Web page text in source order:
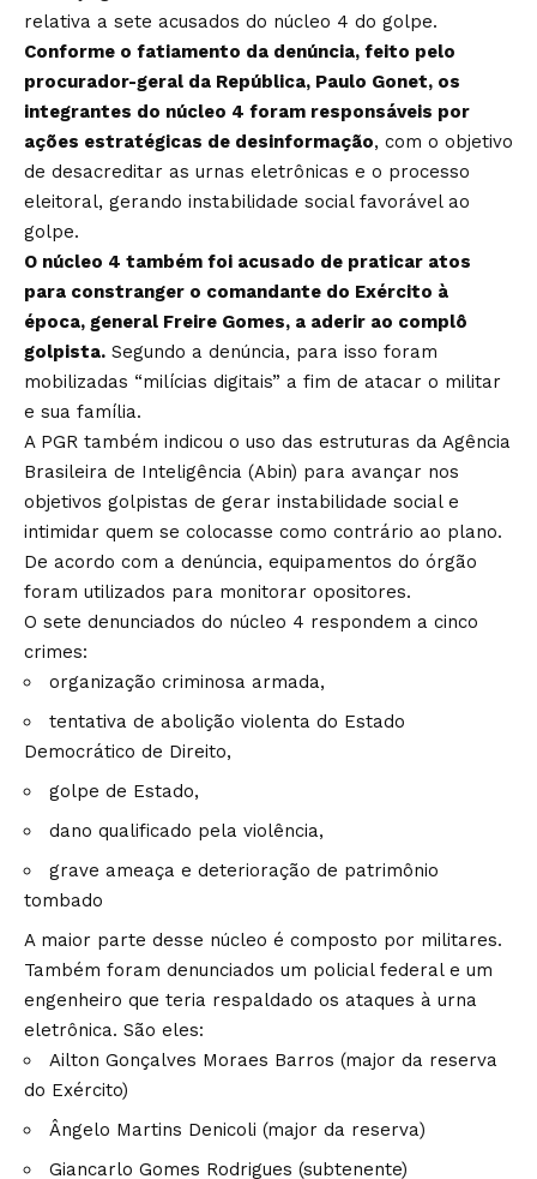
relativa a sete acusados do núcleo 4 do golpe.
Conforme o fatiamento da denúncia, feito pelo
procurador-geral da República, Paulo Gonet, os
integrantes do núcleo 4 foram responsáveis por
ações estratégicas de desinformação, com o objetivo
de desacreditar as urnas eletrônicas e o processo
eleitoral, gerando instabilidade social favorável ao
golpe.
O núcleo 4 também foi acusado de praticar atos
para constranger o comandante do Exército à
época, general Freire Gomes, a aderir ao complô
golpista. Segundo a denúncia, para isso foram
mobilizadas “milícias digitais” a fim de atacar o militar
e sua família.
A PGR também indicou o uso das estruturas da Agência
Brasileira de Inteligência (Abin) para avançar nos
objetivos golpistas de gerar instabilidade social e
intimidar quem se colocasse como contrário ao plano.
De acordo com a denúncia, equipamentos do órgão
foram utilizados para monitorar opositores.
O sete denunciados do núcleo 4 respondem a cinco
crimes:
organização criminosa armada,
tentativa de abolição violenta do Estado
Democrático de Direito,
golpe de Estado,
dano qualificado pela violência,
grave ameaça e deterioração de patrimônio
tombado
A maior parte desse núcleo é composto por militares.
Também foram denunciados um policial federal e um
engenheiro que teria respaldado os ataques à urna
eletrônica. São eles:
Ailton Gonçalves Moraes Barros (major da reserva
do Exército)
Ângelo Martins Denicoli (major da reserva)
Giancarlo Gomes Rodrigues (subtenente)